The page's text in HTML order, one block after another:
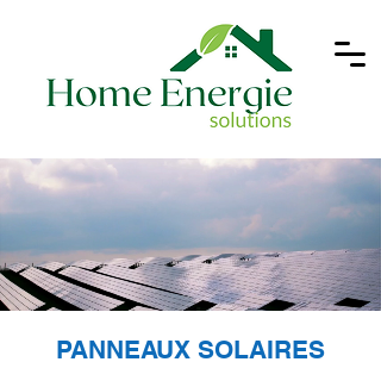
PANNEAUX SOLAIRES